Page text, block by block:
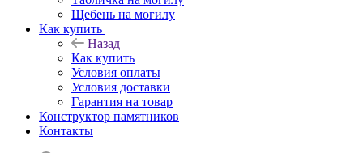
Щебень на могилу
Как купить
Назад
Как купить
Условия оплаты
Условия доставки
Гарантия на товар
Конструктор памятников
Контакты